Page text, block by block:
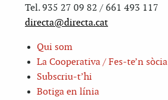
Tel. 935 27 09 82 / 661 493 117
directa@directa.cat
Qui som
La Cooperativa / Fes-te’n sòcia
Subscriu-t’hi
Botiga en línia